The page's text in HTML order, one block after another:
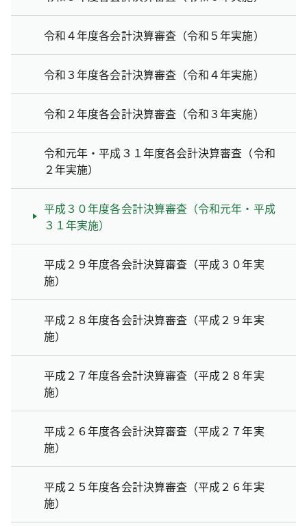
令和４年度各会計決算審査（令和５年実施）
令和３年度各会計決算審査（令和４年実施）
令和２年度各会計決算審査（令和３年実施）
令和元年・平成３１年度各会計決算審査（令和
２年実施）
平成３０年度各会計決算審査（令和元年・平成
３１年実施）
平成２９年度各会計決算審査（平成３０年実
施）
平成２８年度各会計決算審査（平成２９年実
施）
平成２７年度各会計決算審査（平成２８年実
施）
平成２６年度各会計決算審査（平成２７年実
施）
平成２５年度各会計決算審査（平成２６年実
施）